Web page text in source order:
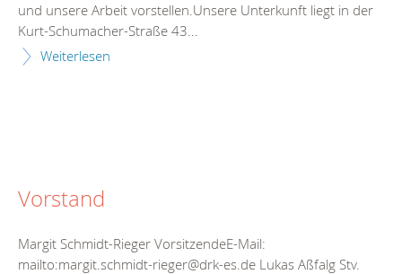
und unsere Arbeit vorstellen.Unsere Unterkunft liegt in der
Kurt-Schumacher-Straße 43...
Weiterlesen
Vorstand
Margit Schmidt-Rieger VorsitzendeE-Mail:
mailto:margit.schmidt-rieger@drk-es.de Lukas Aßfalg Stv.